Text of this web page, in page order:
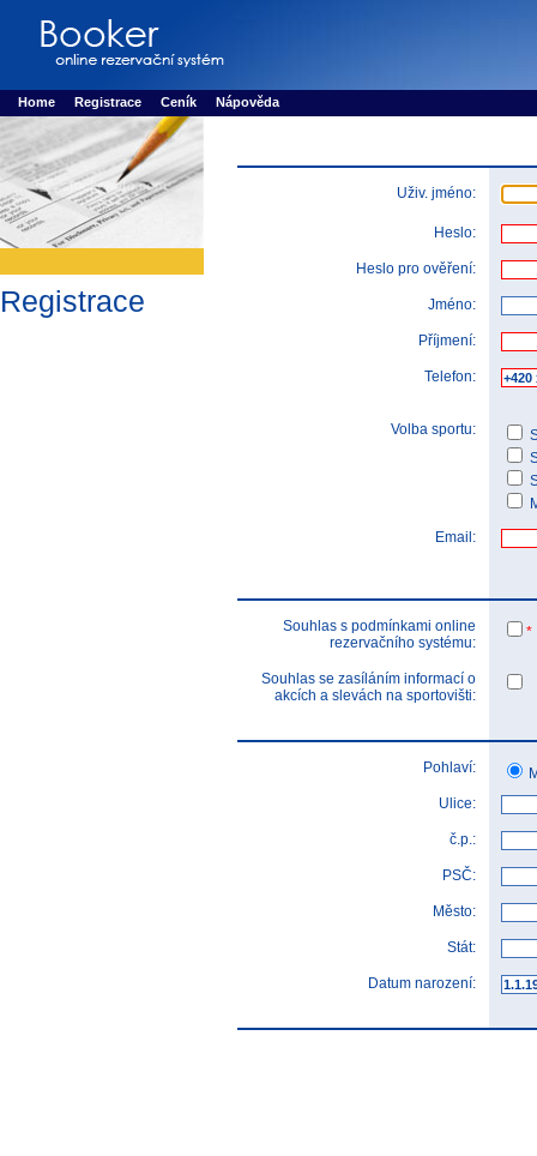
Rezervujse - Port�l pro online rezervace sportu
Home Registrace Ceník Nápověda
Registrace
Uživ. jméno:
Heslo:
Heslo pro ověření:
Jméno:
Příjmení:
Telefon:
Volba sportu:
Email:
Souhlas s podmínkami online
rezervačního systému:
*
Souhlas se zasíláním informací o
akcích a slevách na sportovišti:
Pohlaví:
Ulice:
č.p.:
PSČ:
Město:
Stát:
Datum narození: